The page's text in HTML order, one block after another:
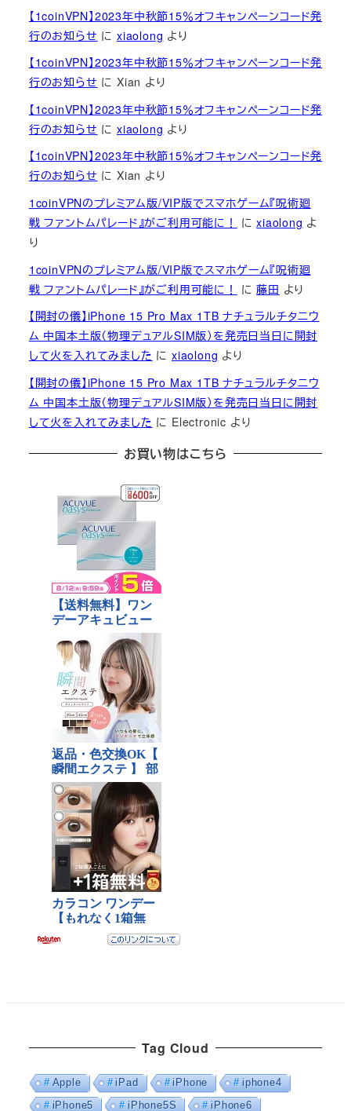
【1coinVPN】2023年中秋節15％オフキャンペーンコード発
行のお知らせ にxiaolong より
【1coinVPN】2023年中秋節15％オフキャンペーンコード発
行のお知らせ にXian より
【1coinVPN】2023年中秋節15％オフキャンペーンコード発
行のお知らせ にxiaolong より
【1coinVPN】2023年中秋節15％オフキャンペーンコード発
行のお知らせ にXian より
1coinVPNのプレミアム版/VIP版でスマホゲーム『呪術廻
戦 ファントムパレード』がご利用可能に！
にxiaolong よ
り
1coinVPNのプレミアム版/VIP版でスマホゲーム『呪術廻
戦 ファントムパレード』がご利用可能に！
に藤田 より
【開封の儀】iPhone 15 Pro Max 1TB ナチュラルチタニウ
ム 中国本土版（物理デュアルSIM版）を発売日当日に開封
して火を入れてみました にxiaolong より
【開封の儀】iPhone 15 Pro Max 1TB ナチュラルチタニウ
ム 中国本土版（物理デュアルSIM版）を発売日当日に開封
して火を入れてみました に Electronic より
お買い物はこちら
Tag Cloud
Apple iPad iPhone
iphone4
iPhone5
iPhone5S
iPhone6